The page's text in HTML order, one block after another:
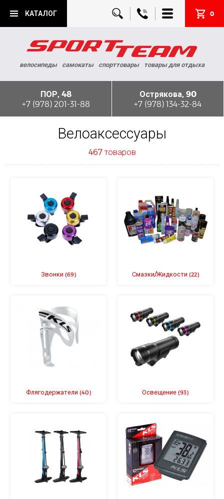
КАТАЛОГ 0
велосипеды самокаты спорттовары товары для отдыха
ПОР, 48
+7 (978) 201-31-88
Острякова, 90
+7 (978) 134-32-84
Велоаксессуары
467 товаров
Звонки (69) Смазки/Жидкости (22)
Флягодержатели (40) Освещение(93)